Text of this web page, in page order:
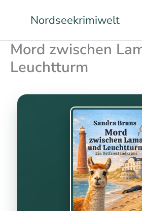
Nordseekrimiwelt
Mord zwischen
Leuchtturm